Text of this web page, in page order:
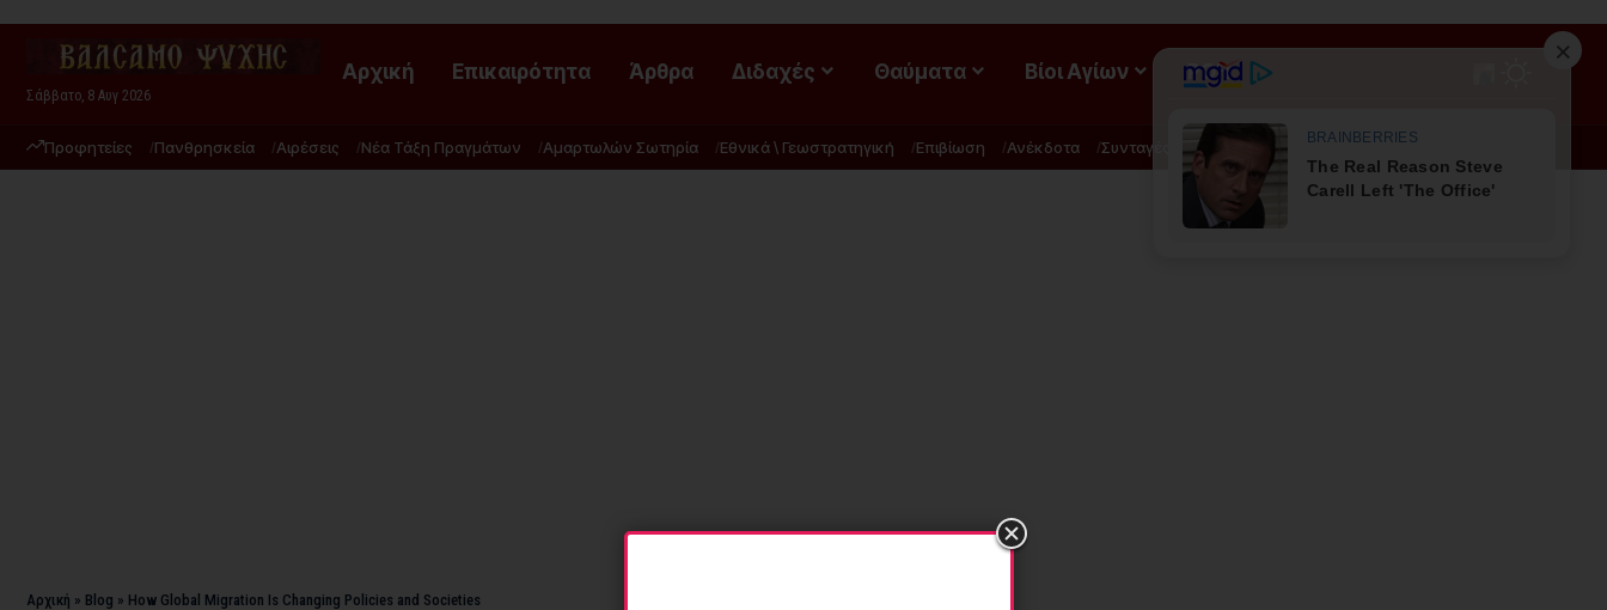
Σάββατο, 8 Αυγ 2026
Αρχική Επικαιρότητα Άρθρα Διδαχές Θαύματα Βίοι Αγίων ΡΟΗ
Προφητείες Πανθρησκεία Αιρέσεις Νέα Τάξη Πραγμάτων Αμαρτωλών Σωτηρία Εθνικά \ Γεωστρατηγική Επιβίωση Ανέκδοτα Συνταγές Διατροφή - Φυσική Ιατρική
Αρχική » Blog » How Global Migration Is Changing Policies and Societies